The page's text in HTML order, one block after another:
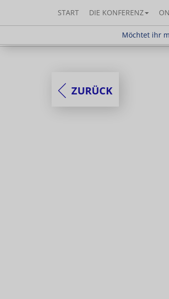
START DIE KONFERENZ
Möchtet ihr
Möchtet ihr mit
ZURÜCK